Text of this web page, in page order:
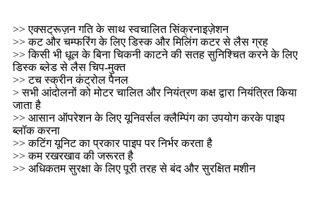
>> एक्सट्रूज़न गति के साथ स्वचालित सिंक्रनाइज़ेशन
>> कट और चम्फरिंग के लिए डिस्क और मिलिंग कटर से लैस ग्रह
>> किसी भी धूल के बिना चिकनी काटने की सतह सुनिश्चित करने के लिए
डिस्क ब्लेड से लैस चिप-मुक्त
>> टच स्क्रीन कंट्रोल पैनल
> सभी आंदोलनों को मोटर चालित और नियंत्रण कक्ष द्वारा नियंत्रित किया
जाता है
>> आसान ऑपरेशन के लिए यूनिवर्सल क्लैम्पिंग का उपयोग करके पाइप
ब्लॉक करना
>> कटिंग यूनिट का प्रकार पाइप पर निर्भर करता है
>> कम रखरखाव की जरूरत है
>> अधिकतम सुरक्षा के लिए पूरी तरह से बंद और सुरक्षित मशीन